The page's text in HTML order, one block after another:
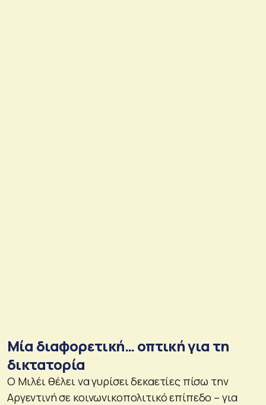
Μία διαφορετική… οπτική για τη
δικτατορία
Ο Μιλέι θέλει να γυρίσει δεκαετίες πίσω την
Αργεντινή σε κοινωνικοπολιτικό επίπεδο – για